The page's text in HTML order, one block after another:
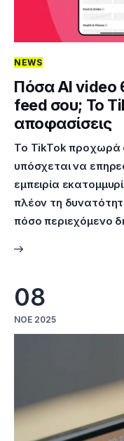
NEWS
Πόσα AI video
feed σου; Το
αποφασίσεις
Το TikTok προχωρά
υπόσχεται να
εμπειρία
πλέον τη
πόσο περιεχόμενο
08
ΝΟΈ 2025